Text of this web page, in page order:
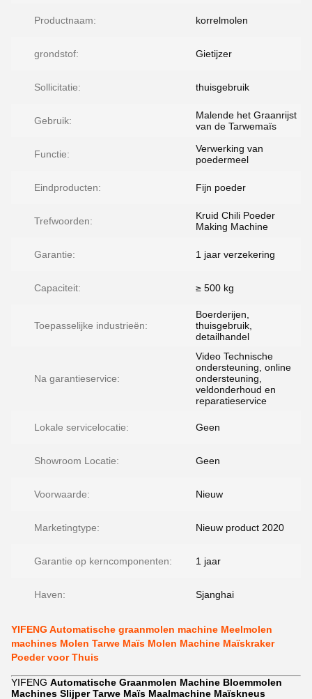
Productnaam: korrelmolen
grondstof: Gietijzer
Sollicitatie: thuisgebruik
Gebruik:
Malende het Graanrijst
van de Tarwemaïs
Functie:
Verwerking van
poedermeel
Eindproducten: Fijn poeder
Trefwoorden:
Kruid Chili Poeder
Making Machine
Garantie: 1 jaar verzekering
Capaciteit: ≥ 500 kg
Toepasselijke industrieën:
Boerderijen,
thuisgebruik,
detailhandel
Na garantieservice:
Video Technische
ondersteuning, online
ondersteuning,
veldonderhoud en
reparatieservice
Lokale servicelocatie: Geen
Showroom Locatie: Geen
Voorwaarde: Nieuw
Marketingtype: Nieuw product 2020
Garantie op kerncomponenten: 1 jaar
Haven: Sjanghai
YIFENG Automatische graanmolen machine Meelmolen
machines Molen Tarwe Maïs Molen Machine Maïskraker
Poeder voor Thuis
YIFENG Automatische Graanmolen Machine Bloemmolen
Machines Slijper Tarwe Maïs Maalmachine Maïskneus